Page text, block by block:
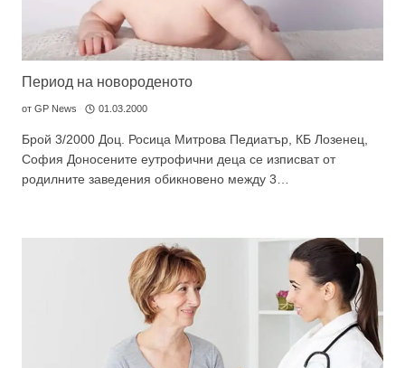
Период на новороденото
от GP News 01.03.2000
Брой 3/2000 Доц. Росица Митрова Педиатър, КБ Лозенец,
София Доносените еутрофични деца се изписват от
родилните заведения обикновено между 3…